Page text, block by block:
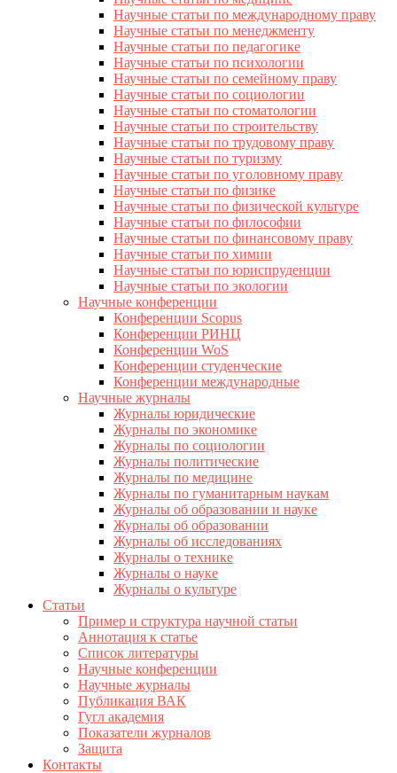
Научные статьи по международному праву
Научные статьи по менеджменту
Научные статьи по педагогике
Научные статьи по психологии
Научные статьи по семейному праву
Научные статьи по социологии
Научные статьи по стоматологии
Научные статьи по строительству
Научные статьи по трудовому праву
Научные статьи по туризму
Научные статьи по уголовному праву
Научные статьи по физике
Научные статьи по физической культуре
Научные статьи по философии
Научные статьи по финансовому праву
Научные статьи по химии
Научные статьи по юриспруденции
Научные статьи по экологии
Научные конференции
Конференции Scopus
Конференции РИНЦ
Конференции WoS
Конференции студенческие
Конференции международные
Научные журналы
Журналы юридические
Журналы по экономике
Журналы по социологии
Журналы политические
Журналы по медицине
Журналы по гуманитарным наукам
Журналы об образовании и науке
Журналы об образовании
Журналы об исследованиях
Журналы о технике
Журналы о науке
Журналы о культуре
Статьи
Пример и структура научной статьи
Аннотация к статье
Список литературы
Научные конференции
Научные журналы
Публикация ВАК
Гугл академия
Показатели журналов
Защита
Контакты